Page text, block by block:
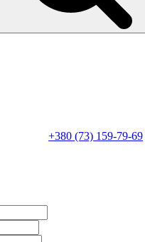
+380 (73) 159-79-69